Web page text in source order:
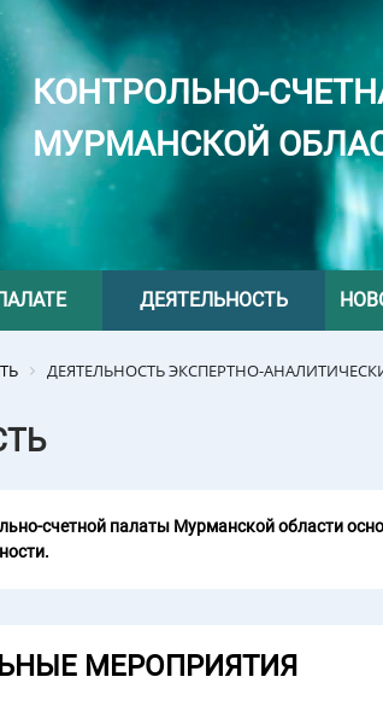
КОНТРОЛЬНО-
МУРМАНСКОЙ
ДЕЯТЕЛЬНОСТЬ
ДЕЯТЕЛЬНОСТЬ ЭКСПЕРТНО-
счетной палаты Мурманской области
МЕРОПРИЯТИЯ